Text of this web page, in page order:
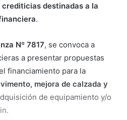
destinadas a la
.
Nº 7817, se convoca a
a presentar propuestas
financiamiento para la
mejora de calzada y
de equipamiento y/o